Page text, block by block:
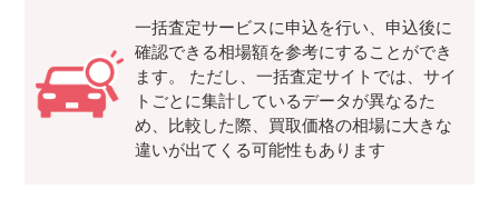
一括査定サービスに申込を行い、申込後に
確認できる相場額を参考にすることができ
ます。 ただし、一括査定サイトでは、サイ
トごとに集計しているデータが異なるた
め、比較した際、買取価格の相場に大きな
違いが出てくる可能性もあります